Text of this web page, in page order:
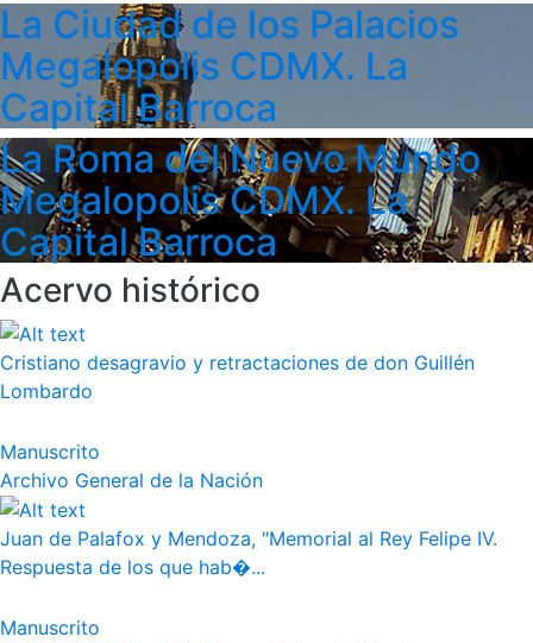
La Ciudad de los Palacios
Megalopolis CDMX. La
Capital Barroca
La Roma del Nuevo Mundo
Megalopolis CDMX. La
Capital Barroca
Acervo histórico
Cristiano desagravio y retractaciones de don Guillén
Lombardo
Manuscrito
Archivo General de la Nación
Juan de Palafox y Mendoza, "Memorial al Rey Felipe IV.
Respuesta de los que hab�...
Manuscrito